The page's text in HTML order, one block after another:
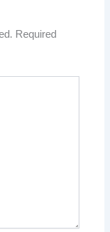
Required